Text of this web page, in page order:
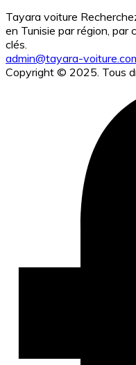
Tayara voiture
en Tunisie par région, par
clés.
admin@tayara-
Copyright © 2025. Tous